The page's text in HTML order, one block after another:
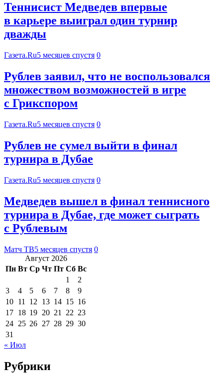
Теннисист Медведев впервые
в карьере выиграл один турнир
дважды
Газета.Ru5 месяцев спустя 0
Рублев заявил, что не воспользовался
множеством возможностей в игре
с Грикспором
Газета.Ru5 месяцев спустя 0
Рублев не сумел выйти в финал
турнира в Дубае
Газета.Ru5 месяцев спустя 0
Медведев вышел в финал теннисного
турнира в Дубае, где может сыграть
с Рублевым
Матч ТВ5 месяцев спустя 0
Август 2026
Пн Вт Ср Чт Пт Сб Вс
1
2
3
4 5 6 7 8
9
10 11 12 13 14 15 16
17 18 19 20 21 22 23
24 25 26 27 28 29 30
31
« Июл
Рубрики